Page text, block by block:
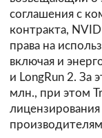
соглашения с
контракта,
права на
включая и
и LongRun 2. За
млн., при этом